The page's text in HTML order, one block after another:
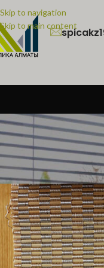
Skip to navigation
Skip to main content
Главная/Бамбук